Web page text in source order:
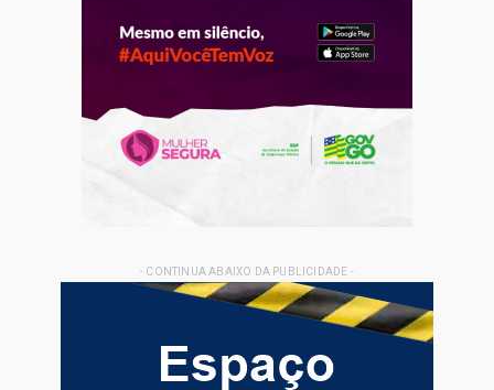
- CONTINUA ABAIXO DA PUBLICIDADE -